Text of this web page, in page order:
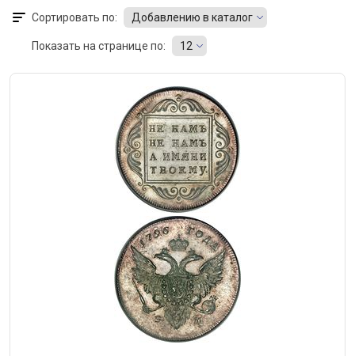
Сортировать по: Добавлению в каталог
Показать на странице по: 12